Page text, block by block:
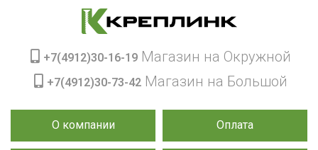
О компании Оплата
+7(4912)30-16-19 Магазин на Окружной
+7(4912)30-73-42 Магазин на Большой